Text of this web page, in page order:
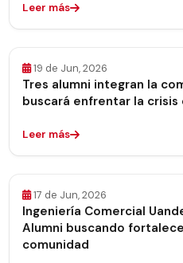
Leer más
19 de Jun, 2026
Tres alumni integran la
buscará enfrentar la
Leer más
17 de Jun, 2026
Ingeniería Comercial
Alumni buscando
comunidad